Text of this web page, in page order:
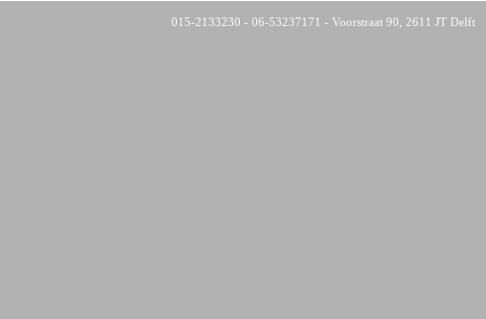
015-2133230 - 06-53237171 - Voorstraat 90, 2611 JT Delft